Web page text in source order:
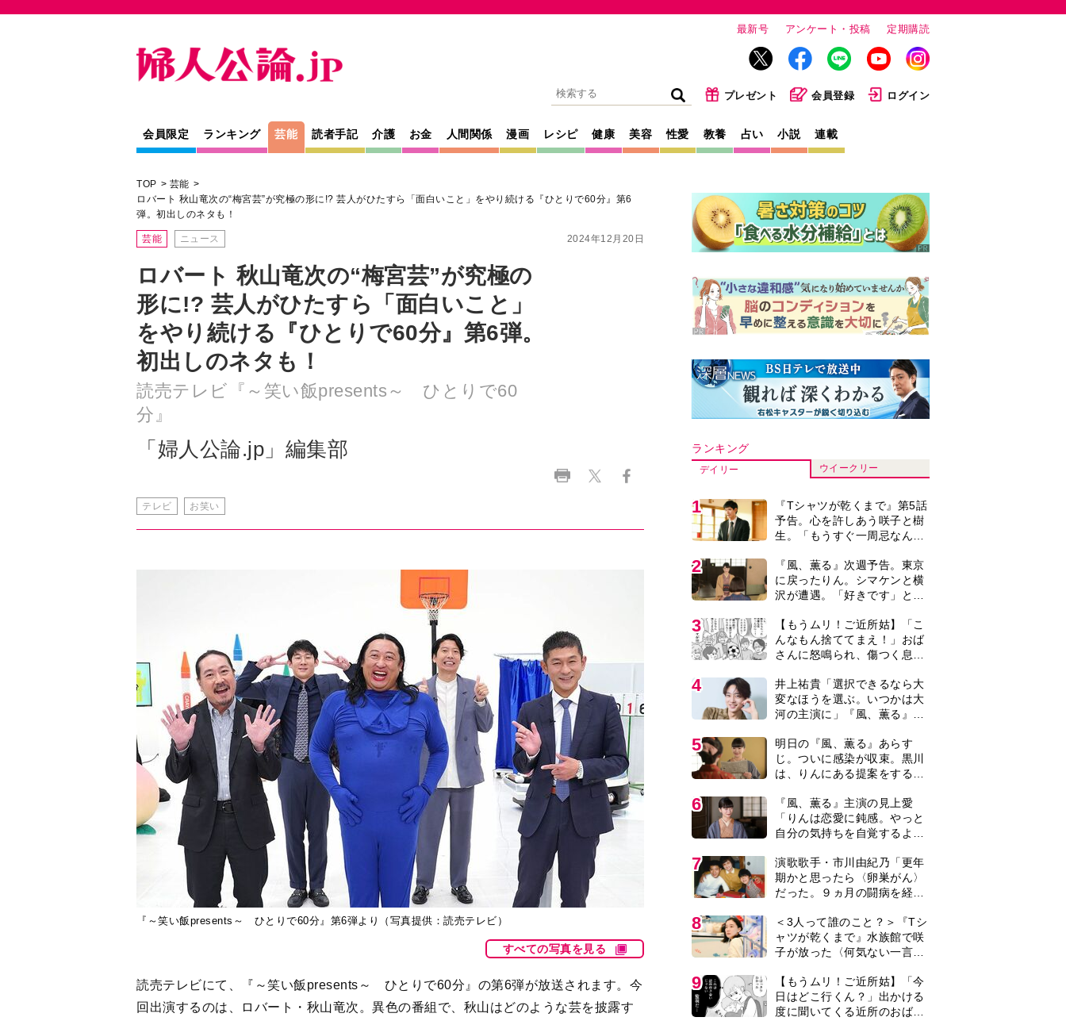
最新号 アンケート・投稿 定期購読
プレゼント 会員登録 ログイン
会員限定 ランキング 芸能 読者手記 介護 お金 人間関係 漫画 レシピ 健康 美容 性愛 教養 占い 小説 連載
TOP
芸能
ロバート 秋山竜次の“梅宮芸”が究極の形に!? 芸人がひたすら「面白いこと」をやり続ける『ひとりで60分』第6
弾。初出しのネタも！
2024年12月20日
芸能 ニュース
ロバート 秋山竜次の“梅宮芸”が究極の
形に!? 芸人がひたすら「面白いこと」
をやり続ける『ひとりで60分』第6弾。
初出しのネタも！
読売テレビ『～笑い飯presents～ ひとりで60
分』
「婦人公論.jp」編集部
テレビ お笑い
『～笑い飯presents～ ひとりで60分』第6弾より（写真提供：読売テレビ）
すべての写真を見る
読売テレビにて、『～笑い飯presents～ ひとりで60分』の第6弾が放送されます。今
回出演するのは、ロバート・秋山竜次。異色の番組で、秋山はどのような芸を披露す
ランキング
デイリー ウイークリー
1
『Tシャツが乾くまで』第5話
予告。心を許しあう咲子と樹
生。「もうすぐ一周忌なんで
レあり＞
2
『風、薫る』次週予告。東京
に戻ったりん。シマケンと横
沢が遭遇。「好きです」と告
3
【もうムリ！ご近所姑】「こ
んなもん捨ててまえ！」おば
さんに怒鳴られ、傷つく息
【第3話】
4
井上祐貴「選択できるなら大
変なほうを選ぶ。いつかは大
河の主演に」『風、薫る』で
5
明日の『風、薫る』あらす
じ。ついに感染が収束。黒川
は、りんにある提案をする＜
6
『風、薫る』主演の見上愛
「りんは恋愛に鈍感。やっと
自分の気持ちを自覚するよう
7
演歌歌手・市川由紀乃「更年
期かと思ったら〈卵巣がん〉
だった。９ヵ月の闘病を経て
紙を今も支えに」【2026上半
期BEST】
8
＜3人って誰のこと？＞『Tシ
ャツが乾くまで』水族館で咲
子が放った〈何気ない一言〉
線？」「子どもの話だと…」
9
【もうムリ！ご近所姑】「今
日はどこ行くん？」出かける
度に聞いてくる近所のおばさ